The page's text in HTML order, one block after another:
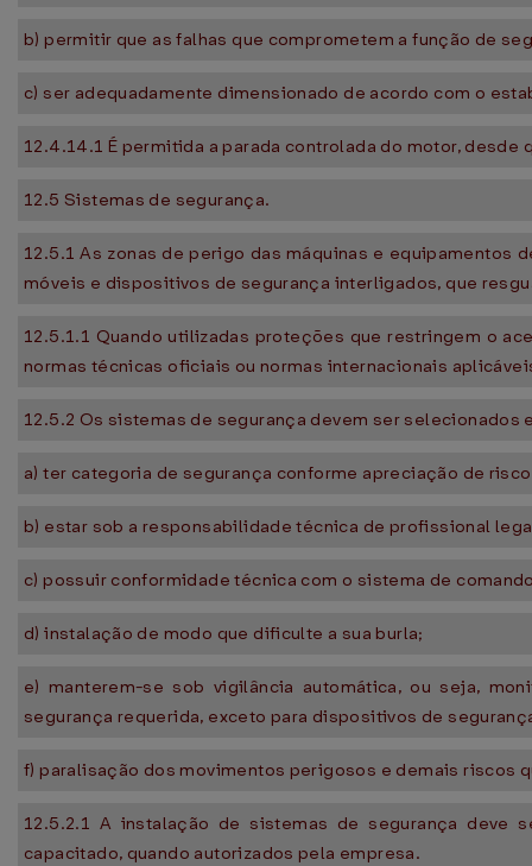
b) permitir que as falhas que comprometem a função de
c) ser adequadamente dimensionado de acordo com o
12.4.14.1 É permitida a parada controlada do motor,
12.5 Sistemas de segurança.
12.5.1 As zonas de perigo das máquinas e
móveis e dispositivos de segurança interligados, que
12.5.1.1 Quando utilizadas proteções que restringem o
normas técnicas oficiais ou normas internacionais
12.5.2 Os sistemas de segurança devem ser
a) ter categoria de segurança conforme apreciação de
b) estar sob a responsabilidade técnica de profissional
c) possuir conformidade técnica com o sistema de
d) instalação de modo que dificulte a sua burla;
e) manterem-se sob vigilância automática, ou seja,
segurança requerida, exceto para dispositivos de
f) paralisação dos movimentos perigosos e demais riscos
12.5.2.1 A instalação de sistemas de segurança deve
capacitado, quando autorizados pela empresa.